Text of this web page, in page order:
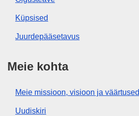
Küpsised
Juurdepääsetavus
Meie kohta
Meie missioon, visioon ja väärtused
Uudiskiri